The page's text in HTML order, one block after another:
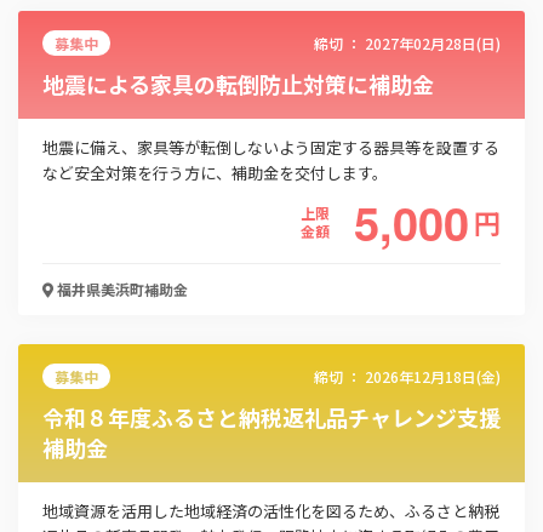
この補助金の情報をPDFダウンロード
美浜町自主防災組織強化事業補助金
募集中 締切 ： 2027年02月28日(日)
地震による家具の転倒防止対策に補助金
地震に備え、家具等が転倒しないよう固定する器具等を設置する
など安全対策を行う方に、補助金を交付します。
上限
金額
5,000円
福井県美浜町補助金
募集中 締切 ： 2026年12月18日(金)
令和８年度ふるさと納税返礼品チャレンジ支援
補助金
地域資源を活用した地域経済の活性化を図るため、ふるさと納税